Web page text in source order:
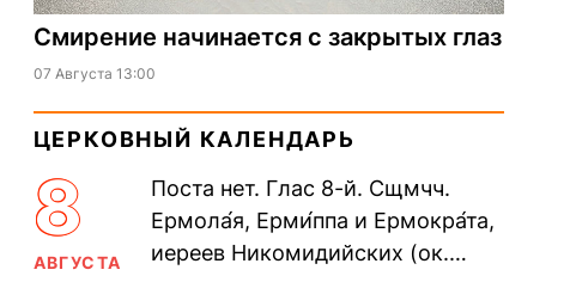
Смирение начинается с закрытых глаз
07 Августа 13:00
ЦЕРКОВНЫЙ КАЛЕНДАРЬ
8
АВГУСТА
Поста нет. Глас 8-й. Сщмчч.
Ермола́я, Ерми́ппа и Ермокра́та,
иереев Никомидийских (ок.